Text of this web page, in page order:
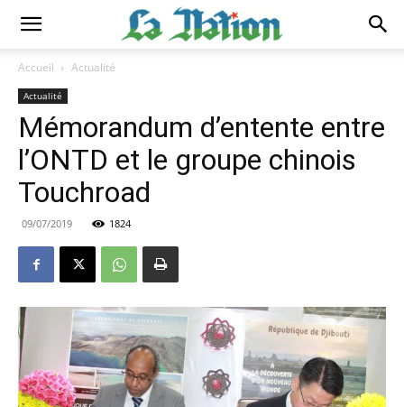
Accueil Actualité
Actualité
Mémorandum d’entente entre
l’ONTD et le groupe chinois
Touchroad
09/07/2019 1824